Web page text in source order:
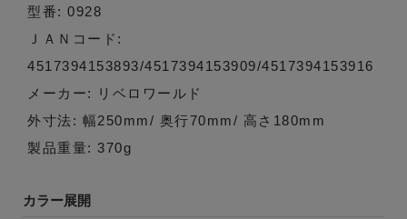
型番: 0928
ＪＡＮコード:
4517394153893/4517394153909/4517394153916
メーカー: リベロワールド
外寸法: 幅250mm/ 奥行70mm/ 高さ180mm
製品重量: 370g
カラー展開